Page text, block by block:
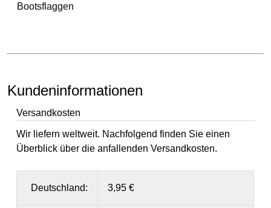
Bootsflaggen
Kundeninformationen
Versandkosten
Wir liefern weltweit. Nachfolgend finden Sie einen
Überblick über die anfallenden Versandkosten.
Deutschland: 3,95 €